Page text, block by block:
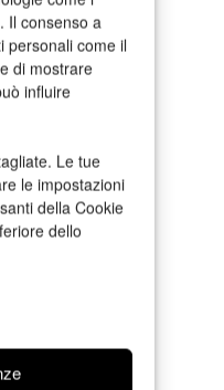
Il consenso a
personali come il
di mostrare
influire
Le tue
le impostazioni
della Cookie
dello